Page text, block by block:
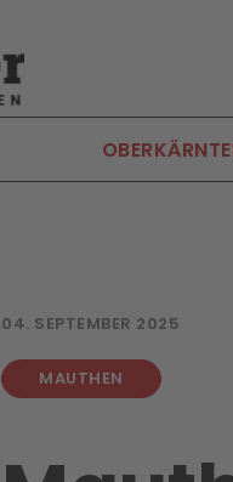
04. SEPTEMBER 2025
MAUTHEN